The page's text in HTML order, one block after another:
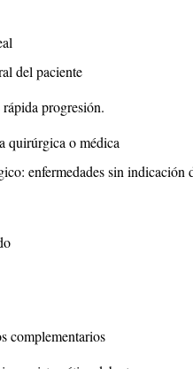
del paciente
progresión.
quirúrgica o médica
enfermedades sin indicación
complementarios